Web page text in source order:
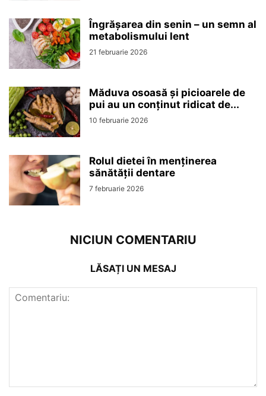
Îngrășarea din senin – un semn al
metabolismului lent
21 februarie 2026
Măduva osoasă și picioarele de
pui au un conținut ridicat de...
10 februarie 2026
Rolul dietei în menținerea
sănătății dentare
7 februarie 2026
NICIUN COMENTARIU
LĂSAȚI UN MESAJ